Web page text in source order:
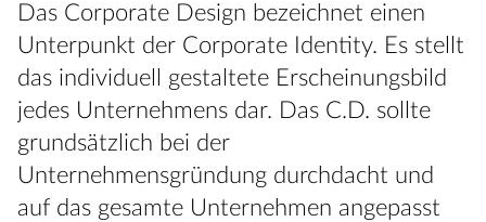
Das Corporate Design bezeichnet einen
Unterpunkt der Corporate Identity. Es stellt
das individuell gestaltete Erscheinungsbild
jedes Unternehmens dar. Das C.D. sollte
grundsätzlich bei der
Unternehmensgründung durchdacht und
auf das gesamte Unternehmen angepasst